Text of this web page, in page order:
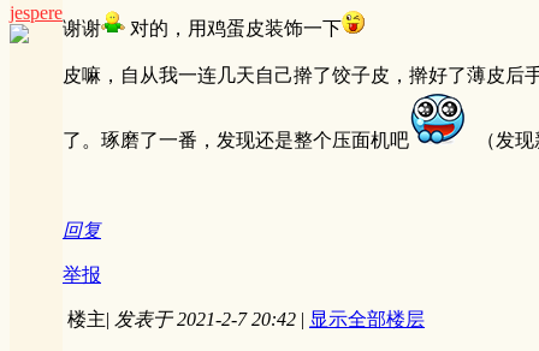
jespere
谢谢 对的，用鸡蛋皮装饰一下
皮嘛，自从我一连几天自己擀了饺子皮，擀好了薄皮
了。琢磨了一番，发现还是整个压面机吧 （发现
回复
举报
楼主| 发表于 2021-2-7 20:42 | 显示全部楼层